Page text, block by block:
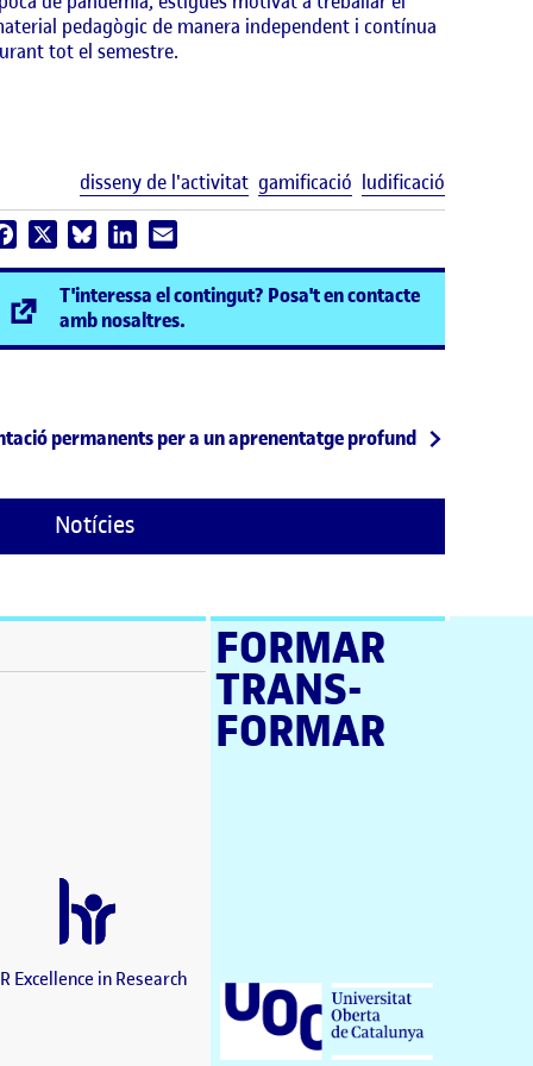
pedagògic de manera independent i contínua
tot el semestre.
disseny de l'activitat gamificació ludificació
Facebook Bluesky LinkedIn
T'interessa el contingut? Posa't en contacte
amb nosaltres.
permanents per a un aprenentatge profund
Notícies
nova)
una finestra nova)
nova)
finestra nova)
finestra nova)
nova)
Excellence in Research
FORMAR
TRANS­
FORMAR
Universitat Oberta de Catalunya (UOC)